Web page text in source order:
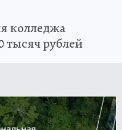
колледжа
тысяч рублей